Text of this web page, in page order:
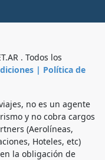
. Todos los
| Política de
no es un agente
y no cobra cargos
(Aerolíneas,
Hoteles, etc)
la obligación de